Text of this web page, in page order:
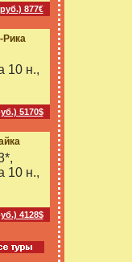
877€
Рика
10 н.,
5170$
10 н.,
4128$